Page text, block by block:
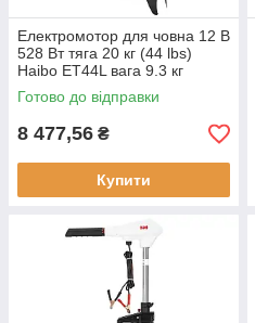
Електромотор для човна 12 В
528 Вт тяга 20 кг (44 lbs)
Haibo ET44L вага 9.3 кг
оберти 1600 об/хв
Готово до відправки
8 477,56 ₴
Купити